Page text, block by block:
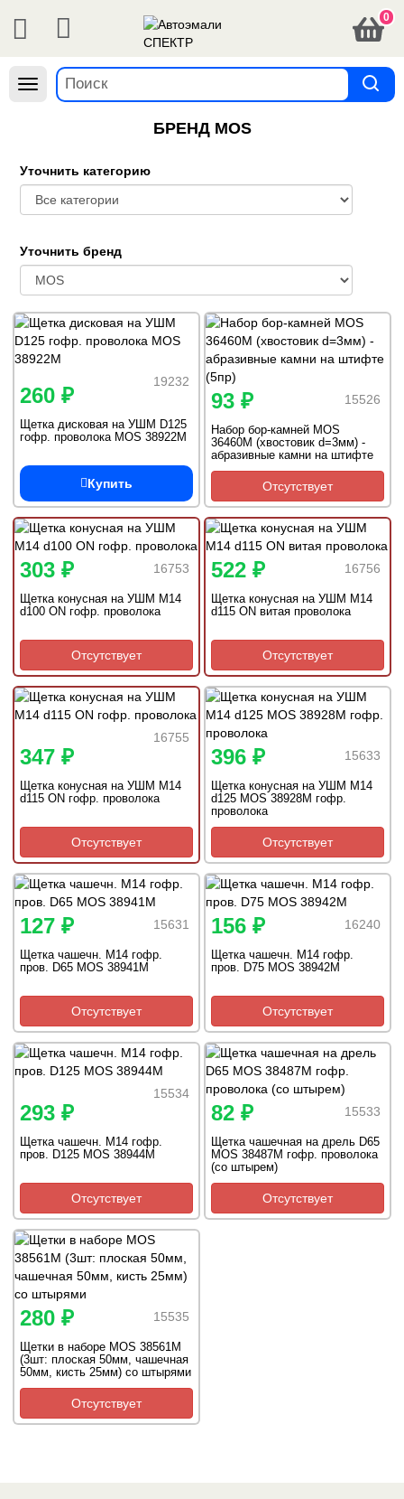
0
Навигация
БРЕНД MOS
Уточнить категорию
Уточнить бренд
19232
260 ₽
Щетка дисковая на УШМ D125
гофр. проволока MOS 38922М
Купить
15526
93 ₽
Набор бор-камней MOS
36460M (хвостовик d=3мм) -
абразивные камни на штифте
(5пр)
Отсутствует
16753
303 ₽
Щетка конусная на УШМ М14
d100 ON гофр. проволока
Отсутствует
16756
522 ₽
Щетка конусная на УШМ М14
d115 ON витая проволока
Отсутствует
16755
347 ₽
Щетка конусная на УШМ М14
d115 ON гофр. проволока
Отсутствует
15633
396 ₽
Щетка конусная на УШМ М14
d125 MOS 38928M гофр.
проволока
Отсутствует
15631
127 ₽
Щетка чашечн. М14 гофр.
пров. D65 MOS 38941M
Отсутствует
16240
156 ₽
Щетка чашечн. М14 гофр.
пров. D75 MOS 38942M
Отсутствует
15534
293 ₽
Щетка чашечн. М14 гофр.
пров. D125 MOS 38944M
Отсутствует
15533
82 ₽
Щетка чашечная на дрель D65
MOS 38487M гофр. проволока
(со штырем)
Отсутствует
15535
280 ₽
Щетки в наборе MOS 38561M
(3шт: плоская 50мм, чашечная
50мм, кисть 25мм) со штырями
Отсутствует